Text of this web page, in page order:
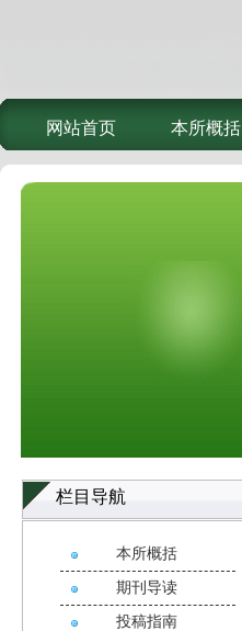
网站首页 本所概括
栏目导航
本所概括
期刊导读
投稿指南